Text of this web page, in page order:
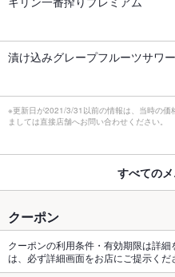
漬け込みグレープフルーツサワー
※更新日が2021/3/31以前の情報は、当時の価
ましては直接店舗へお問い合わせください。
すべての
クーポン
クーポンの利用条件・有効期限は詳
は、必ず詳細画面をお店にご提示くだ